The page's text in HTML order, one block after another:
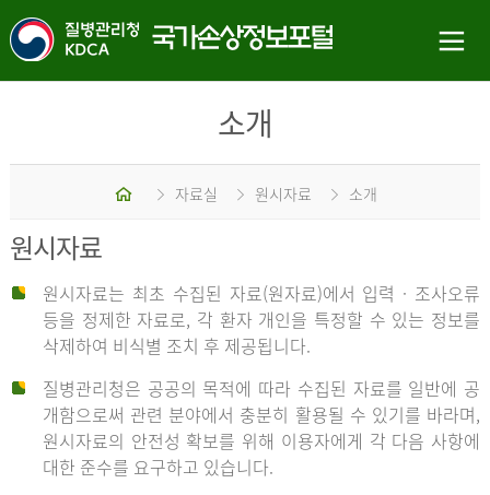
소개
홈 자료실 원시자료 소개
원시자료
원시자료는 최초 수집된 자료(원자료)에서 입력 · 조사오류
등을 정제한 자료로, 각 환자 개인을 특정할 수 있는 정보를
삭제하여 비식별 조치 후 제공됩니다.
질병관리청은 공공의 목적에 따라 수집된 자료를 일반에 공
개함으로써 관련 분야에서 충분히 활용될 수 있기를 바라며,
원시자료의 안전성 확보를 위해 이용자에게 각 다음 사항에
대한 준수를 요구하고 있습니다.